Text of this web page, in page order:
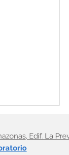
Edif. La